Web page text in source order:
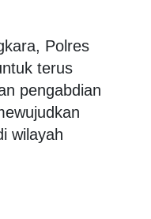
Polres
terus
pengabdian
wilayah